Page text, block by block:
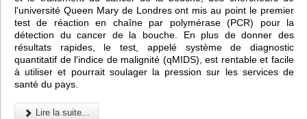
l'université Queen Mary de Londres ont mis au point le premier
test de réaction en chaîne par polymérase (PCR) pour la
détection du cancer de la bouche. En plus de donner des
résultats rapides, le test, appelé système de diagnostic
quantitatif de l'indice de malignité (qMIDS), est rentable et facile
à utiliser et pourrait soulager la pression sur les services de
santé du pays.
Lire la suite...